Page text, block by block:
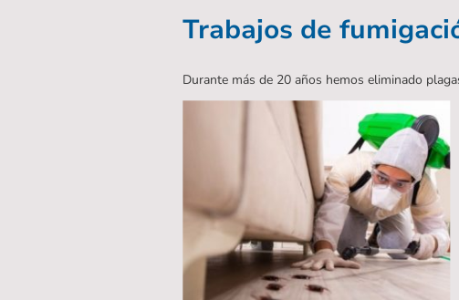
Trabajos de
Durante más de 20 años hemos eliminado